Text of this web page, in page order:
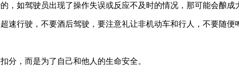
如驾驶员出现了操作失误或反应不及时的情况，那可能会酿成
行驶，不要酒后驾驶，要注意礼让非机动车和行人，不要随便
分，而是为了自己和他人的生命安全。